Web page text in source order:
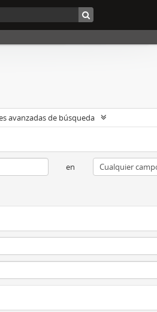
avanzadas de búsqueda
en